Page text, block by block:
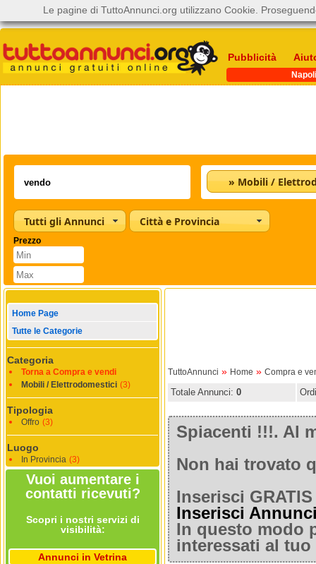
Pubblicità
Napoli
Tutti gli Annunci Città e Provincia
Prezzo
Home Page
Tutte le Categorie
Categoria
Torna a Compra e vendi
Mobili / Elettrodomestici (3)
Tipologia
Offro (3)
Luogo
In Provincia (3)
Vuoi aumentare i
contatti ricevuti?
Scopri i nostri servizi di
visibilità:
Annunci in Vetrina
TuttoAnnunci » Home » Compra e
Totale Annunci: 0
Spiacenti !!!. Al
Non hai trovato
Inserisci
Inserisci
In questo modo
interessati al
Le pagine di TuttoAnnunci.org utilizzano Cookie.